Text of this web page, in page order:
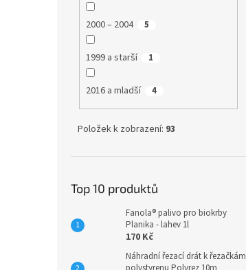
2000 – 2004 5
1999 a starší 1
2016 a mladší 4
Položek k zobrazení: 93
Top 10 produktů
Fanola® palivo pro biokrby
Planika - lahev 1l
170 Kč
Náhradní řezací drát k řezačkám